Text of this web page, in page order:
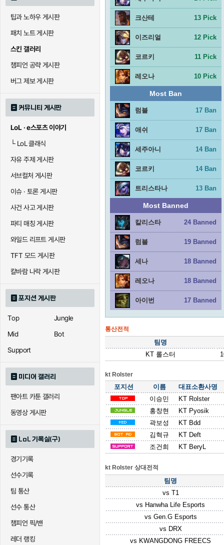
팁과 노하우 게시판
패치 노트 게시판
스킨 갤러리
챔피언 공략 게시판
버그 제보 게시판
커뮤니티 게시판
LoL · e스포츠 이야기
└LoL 클래식
자유 주제 게시판
서브컬처 게시판
이슈 · 토론 게시판
사건 사고 게시판
파티 매칭 게시판
와일드 리프트 게시판
TFT 모드 게시판
칼바람 나락 게시판
포지션 게시판
Top
Jungle
Mid
Bot
Support
미디어 갤러리
팬아트 카툰 갤러리
동영상 게시판
LoL 기록실(구)
경기기록
선수기록
팀 통산
선수 통산
챔피언 픽/밴
레더 랭킹
크산테 13 Pick
이즈리얼 12 Pick
코르키 11 Pick
레오나 10 Pick
Most Ban
럼블 17 Ban
애쉬 17 Ban
세주아니 14 Ban
코르키 14 Ban
트리스타나 13 Ban
Most Banned
칼리스타 24 Banned
럼블 19 Banned
세나 18 Banned
레오나 18 Banned
아이번 17 Banned
통산전적
팀명
KT 롤스터
kt Rolster
포지션 이름
대표소환사명
이승민
KT Rolster
홍창현
KT Pyosik
곽보성
KT Bdd
김혁규
KT Deft
조건희
KT BeryL
kt Rolster 상대전적
팀명
vs T1
vs Hanwha Life Esports
vs Gen.G Esports
vs DRX
vs KWANGDONG FREECS